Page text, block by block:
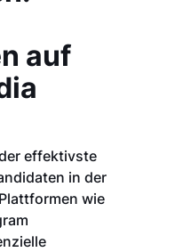
auf
effektivste
in der
wie